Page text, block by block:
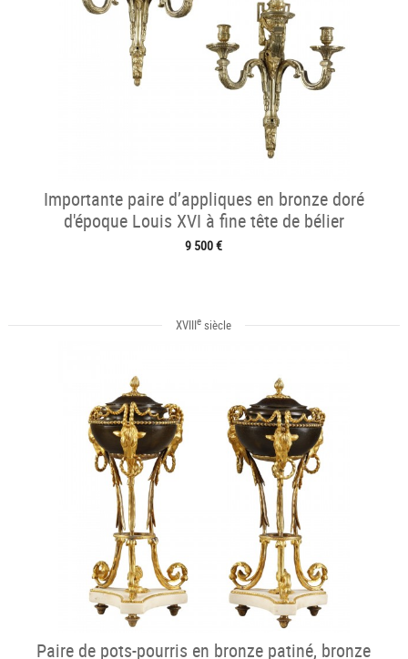
Importante paire d’appliques en bronze doré
d'époque Louis XVI à fine tête de bélier
9 500 €
XVIIIe siècle
Paire de pots-pourris en bronze patiné, bronze